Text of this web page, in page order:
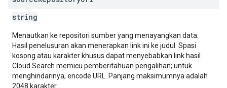
string
Menautkan ke repositori sumber yang menayangkan data.
Hasil penelusuran akan menerapkan link ini ke judul. Spasi
kosong atau karakter khusus dapat menyebabkan link hasil
Cloud Search memicu pemberitahuan pengalihan; untuk
menghindarinya, encode URL. Panjang maksimumnya adalah
2048 karakter.